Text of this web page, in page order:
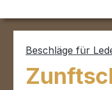
Beschläge für